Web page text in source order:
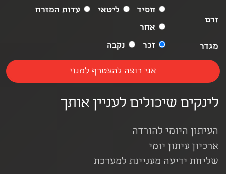
זרם
חסיד ליטאי
עדות המזרח
אחר
מגדר
זכר נקבה
לינקים שיכולים לעניין אותך
העיתון היומי להורדה
ארכיון עיתון יומי
שליחת ידיעה מעניינת למערכת